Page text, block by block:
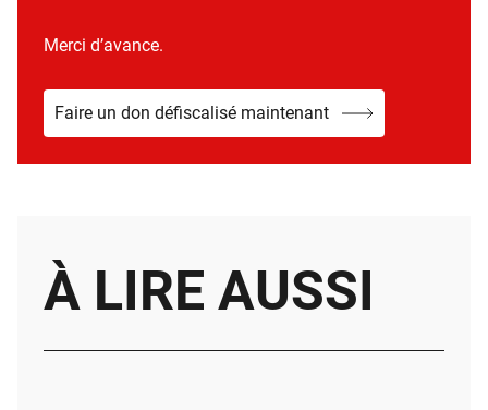
Merci d’avance.
Faire un don défiscalisé maintenant
À LIRE AUSSI